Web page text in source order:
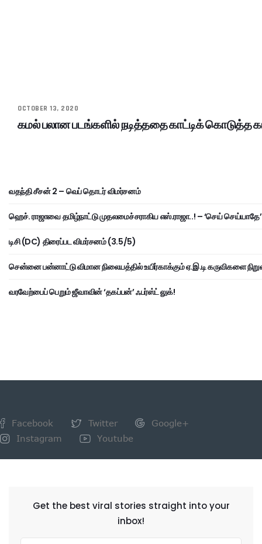
OCTOBER 13, 2020
கமல் பலான படங்களில் நடித்ததை காட்டிக் கொடுத்த
வதந்தி சீசன் 2 – வெப் தொடர் விமர்சனம்
ஹெச். ராஜாவை தமிழ்நாட்டு முதலமைச்சராகிய எஸ்.ராஜா..! – ‘செய் செய்யாதே’
டிசி (DC) திரைப்பட விமர்சனம் (3.5/5)
சென்னை பன்னாட்டு விமான நிலையத்தில் உயிர்காக்கும் ஏ.இ.டி கருவிகளை
வரவேற்பைப் பெறும் ஜீவாவின் ‘தகப்பன்’ ஃபர்ஸ்ட் லுக்!
Facebook Twitter
Google+
Instagram
Youtube
Get the best viral stories straight into your
inbox!